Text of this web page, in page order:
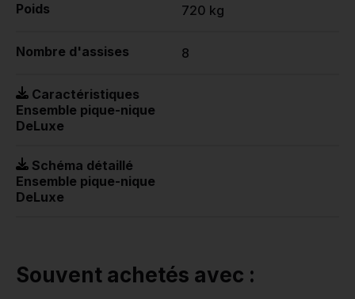
Poids 720 kg
Nombre d'assises 8
Caractéristiques
Ensemble pique-nique
DeLuxe
Schéma détaillé
Ensemble pique-nique
DeLuxe
Souvent achetés avec :